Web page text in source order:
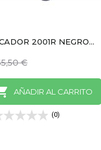
2001R NEGRO...
€
AÑADIR AL CARRITO
(0)